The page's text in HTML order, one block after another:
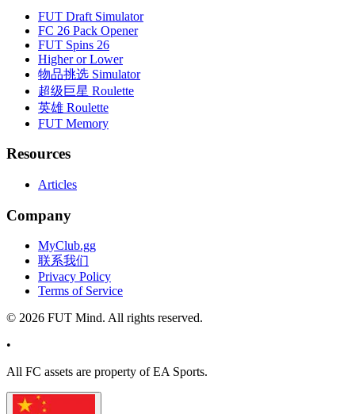
FUT Draft Simulator
FC 26 Pack Opener
FUT Spins 26
Higher or Lower
物品挑选 Simulator
超级巨星 Roulette
英雄 Roulette
FUT Memory
Resources
Articles
Company
MyClub.gg
联系我们
Privacy Policy
Terms of Service
© 2026 FUT Mind. All rights reserved.
•
All FC assets are property of EA Sports.